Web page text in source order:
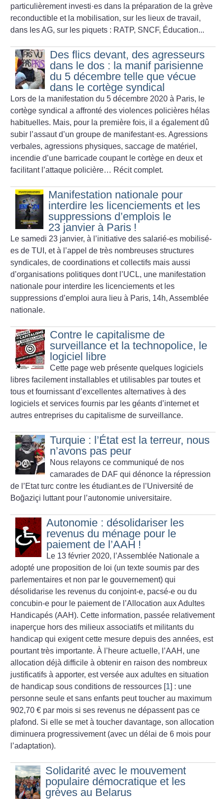
particulièrement investi·es dans la préparation de la grève
reconductible et la mobilisation, sur les lieux de travail,
dans les AG, sur les piquets : RATP, SNCF, Éducation...
Des flics devant, des agresseurs
dans le dos : la manif parisienne
du 5 décembre telle que vécue
dans le cortège syndical
Lors de la manifestation du 5 décembre 2020 à Paris, le
cortège syndical a affronté des violences policières hélas
habituelles. Mais, pour la première fois, il a également dû
subir l’assaut d’un groupe de manifestant·es. Agressions
verbales, agressions physiques, saccage de matériel,
incendie d’une barricade coupant le cortège en deux et
facilitant l’attaque policière… Récit complet.
Manifestation nationale pour
interdire les licenciements et les
suppressions d’emplois le
23 janvier à Paris !
Le samedi 23 janvier, à l’initiative des salarié-es mobilisé-
es de TUI, et à l’appel de très nombreuses structures
syndicales, de coordinations et collectifs mais aussi
d’organisations politiques dont l’UCL, une manifestation
nationale pour interdire les licenciements et les
suppressions d’emploi aura lieu à Paris, 14h, Assemblée
nationale.
Contre le capitalisme de
surveillance et la technopolice, le
logiciel libre
Cette page web présente quelques logiciels
libres facilement installables et utilisables par toutes et
tous et fournissant d’excellentes alternatives à des
logiciels et services fournis par les géants d’internet et
autres entreprises du capitalisme de surveillance.
Turquie : l’État est la terreur, nous
n’avons pas peur
Nous relayons ce communiqué de nos
camarades de DAF qui dénonce la répression
de l’Etat turc contre les étudiant.es de l’Université de
Boğaziçi luttant pour l’autonomie universitaire.
Autonomie : désolidariser les
revenus du ménage pour le
paiement de l’AAH !
Le 13 février 2020, l’Assemblée Nationale a
adopté une proposition de loi (un texte soumis par des
parlementaires et non par le gouvernement) qui
désolidarise les revenus du conjoint-e, pacsé-e ou du
concubin-e pour le paiement de l’Allocation aux Adultes
Handicapés (AAH). Cette information, passée relativement
inaperçue hors des milieux associatifs et militants du
handicap qui exigent cette mesure depuis des années, est
pourtant très importante. À l’heure actuelle, l’AAH, une
allocation déjà difficile à obtenir en raison des nombreux
justificatifs à apporter, est versée aux adultes en situation
de handicap sous conditions de ressources [1] : une
personne seule et sans enfants peut toucher au maximum
902,70 € par mois si ses revenus ne dépassent pas ce
plafond. Si elle se met à toucher davantage, son allocation
diminuera progressivement (avec un délai de 6 mois pour
l’adaptation).
Solidarité avec le mouvement
populaire démocratique et les
grèves au Belarus